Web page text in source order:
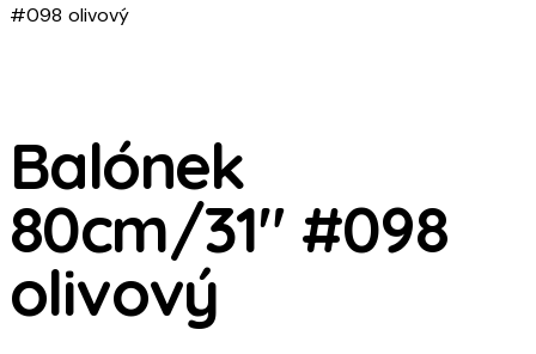
#098 olivový
Balónek
80cm/31″ #098
olivový